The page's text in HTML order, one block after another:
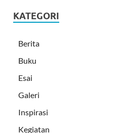
KATEGORI
Berita
Buku
Esai
Galeri
Inspirasi
Kegiatan